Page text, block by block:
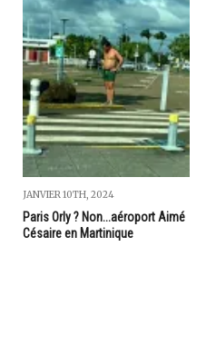
JANVIER 10TH, 2024
Paris Orly ? Non...aéroport Aimé
Césaire en Martinique